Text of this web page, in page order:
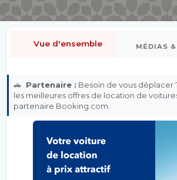
Vue d'ensemble MÉDIAS
🚗 Partenaire : Besoin de vous déplacer
les meilleures offres de location de
partenaire Booking.com.